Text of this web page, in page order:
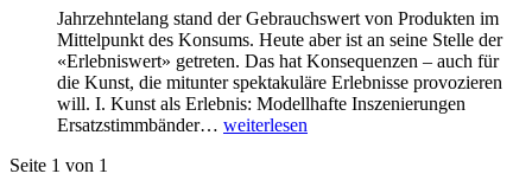
Jahrzehntelang stand der Gebrauchswert von Produkten im
Mittelpunkt des Konsums. Heute aber ist an seine Stelle der
«Erlebniswert» getreten. Das hat Konsequenzen – auch für
die Kunst, die mitunter spektakuläre Erlebnisse provozieren
will. I. Kunst als Erlebnis: Modellhafte Inszenierungen
Ersatzstimmbänder… weiterlesen
Seite 1 von 1